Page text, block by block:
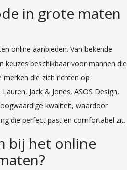
in grote maten
online aanbieden. Van bekende
keuzes beschikbaar voor mannen die
die zich richten op
Jack & Jones, ASOS Design,
kwaliteit, waardoor
die perfect past en comfortabel zit.
bij het online